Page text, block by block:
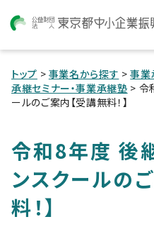
トップ > 事業名から探す >事業
承継セミナー・事業承継塾 > 令
ールのご案内【受講無料！】
令和8年度 後
ンスクールの
料！】